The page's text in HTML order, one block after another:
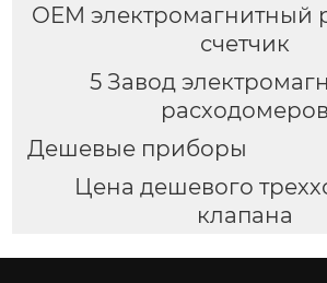
OEM электромагнитный
счетчик
5 Завод
расходомеров
Дешевые приборы
Цена дешевого
клапана